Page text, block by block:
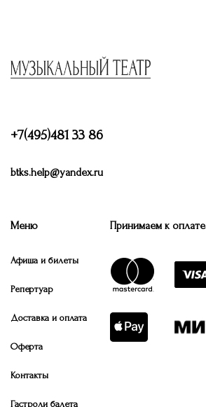
Принимаем к оплате
Меню
Афиша и билеты
Репертуар
Доставка и оплата
Оферта
Контакты
Гастроли балета
+7(495)481 33 86
btks.help@yandex.ru